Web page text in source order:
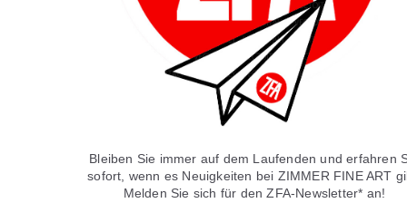
Bleiben Sie immer auf dem Laufenden und erfahren
sofort, wenn es Neuigkeiten bei ZIMMER FINE ART
Melden Sie sich für den ZFA-Newsletter* an!